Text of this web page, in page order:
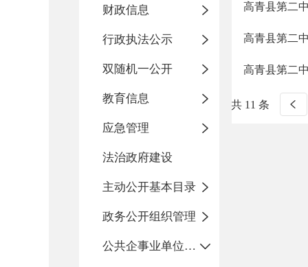
财政信息
行政执法公示
双随机一公开
教育信息
应急管理
法治政府建设
主动公开基本目录
政务公开组织管理
公共企事业单位信息公开
高青县第二
高青县第二
高青县第二
共 11 条